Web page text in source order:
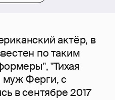
актёр, в
по таким
"Тихая
муж Ферги, с
в сентябре 2017